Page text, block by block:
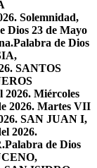
Solemnidad,
Dios 23 de Mayo
Palabra de Dios
SANTOS
2026. Miércoles
2026. Martes VII
SAN JUAN I,
2026.
Palabra de Dios